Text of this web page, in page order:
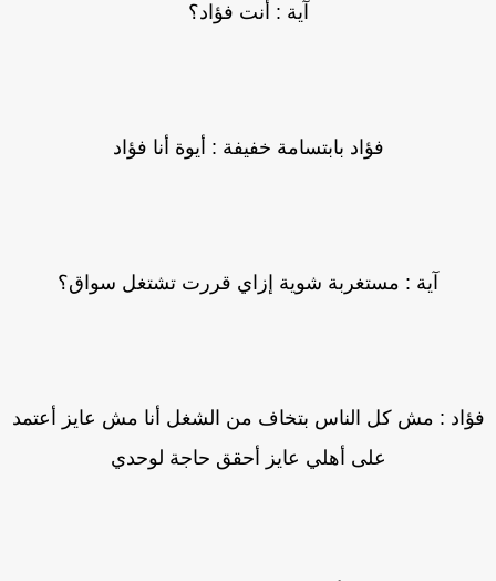
آية : أنت فؤاد؟
فؤاد بابتسامة خفيفة : أيوة أنا فؤاد
آية : مستغربة شوية إزاي قررت تشتغل سواق؟
: مش كل الناس بتخاف من الشغل أنا مش عايز أعتمد
على أهلي عايز أحقق حاجة لوحدي